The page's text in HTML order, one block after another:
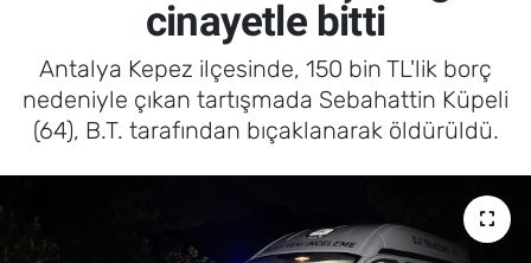
cinayetle bitti
Antalya Kepez ilçesinde, 150 bin TL'lik borç
nedeniyle çıkan tartışmada Sebahattin Küpeli
(64), B.T. tarafından bıçaklanarak öldürüldü.